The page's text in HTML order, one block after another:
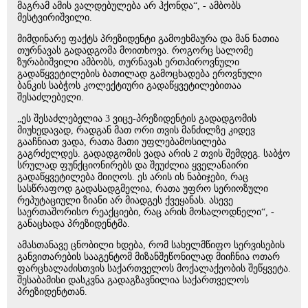
მაგრამ ამის ვალდებულება არ ჰქონდა“, - ამბობს
მესტვირიშვილი.
მიმდინარე ფაქტს პრეზიდენტი გამოეხმაურა და მან ნათია
თურნავას გადადგომა მოითხოვა. როგორც სალომე
ზურაბიშვილი ამბობს, თურნავას ერთპიროვნული
გადაწყვეტილების ბათილად გამოცხადება ეროვნული
ბანკის საბჭოს კოლექტიური გადაწყვეტილებითაა
შესაძლებელი.
„ეს შესაძლებელია 3 ვიცე-პრეზიდენტის გადადგომის
მიუხედავად, რადგან მათ ორი თვის მანძილზე კიდევ
გააჩნიათ ვადა, რათა მათი უფლებამოსილება
გაგრძელდეს. გადადგომის ვადა არის 2 თვის შემდეგ. საბჭო
სრულად ფუნქციონირებს და შეუძლია ყველანაირი
გადაწყვეტილება მიიღოს. ეს არის ის ნაბიჯები, რაც
სასწრაფოდ გადასადგმელია, რათა უფრო სერიოზული
რეპუტაციული ზიანი არ მიადგეს ქვეყანას. ასევე
საერთაშორისო რეაქციები, რაც არის მოსალოდნელი“, -
განაცხადა პრეზიდენტმა.
ამასთანავე ცნობილი ხდება, რომ სახელმწიფო სერვისების
განვითარების სააგენტომ მიზანშეწონილად მიიჩნია ოთარ
ფარცხალაძისთვის საქართველოს მოქალაქეობის შეწყვეტა.
შესაბამისი დასკვნა გადაგზავნილია საქართველოს
პრეზიდენტთან.